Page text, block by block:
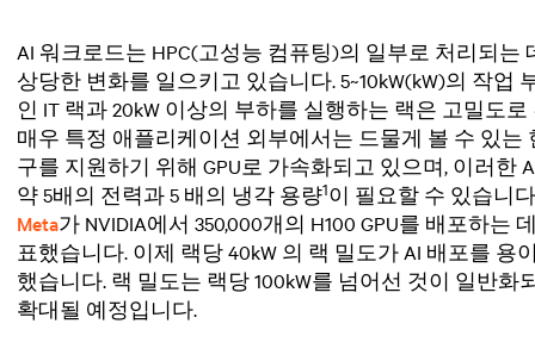
AI 워크로드는 HPC(고성능 컴퓨팅)의 일부로 처리되는
상당한 변화를 일으키고 있습니다.5~10kW(kW)의 작업
인 IT 랙과20kW 이상의 부하를 실행하는 랙은 고밀도
매우 특정 애플리케이션 외부에서는 드물게 볼 수 있는
구를 지원하기 위해 GPU로 가속화되고 있으며, 이러한
약 5배의 전력과5 배의 냉각 용량1이 필요할 수 있습니
Meta가 NVIDIA에서 350,000개의 H100 GPU를 배포하
표했습니다. 이제 랙당40kW 의 랙 밀도가 AI 배포를 용
했습니다. 랙 밀도는 랙당 100kW를 넘어선 것이 일반
확대될 예정입니다.